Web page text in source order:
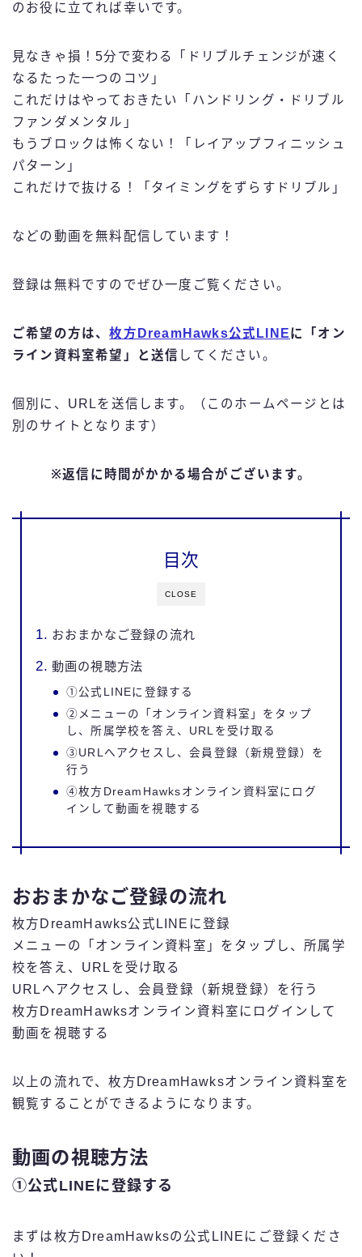
のお役に立てれば幸いです。
見なきゃ損！5分で変わる「ドリブルチェンジが速く
なるたった一つのコツ」
これだけはやっておきたい「ハンドリング・ドリブル
ファンダメンタル」
もうブロックは怖くない！「レイアップフィニッシュ
パターン」
これだけで抜ける！「タイミングをずらすドリブル」
などの動画を無料配信しています！
登録は無料ですのでぜひ一度ご覧ください。
ご希望の方は、枚方DreamHawks公式LINEに「オン
ライン資料室希望」と送信 してください。
個別に、URLを送信します。（このホームページとは
別のサイトとなります）
※返信に時間がかかる場合がございます。
CLOSE
目次
おおまかなご登録の流れ
動画の視聴方法
①公式LINEに登録する
②メニューの「オンライン資料室」をタップ
し、所属学校を答え、URLを受け取る
③URLへアクセスし、会員登録（新規登録）を
行う
④枚方DreamHawksオンライン資料室にログ
インして動画を視聴する
おおまかなご登録の流れ
枚方DreamHawks公式LINEに登録
メニューの「オンライン資料室」をタップし、所属学
校を答え、URLを受け取る
URLへアクセスし、会員登録（新規登録）を行う
枚方DreamHawksオンライン資料室にログインして
動画を視聴する
以上の流れで、枚方DreamHawksオンライン資料室を
観覧することができるようになります。
動画の視聴方法
①公式LINEに登録する
まずは枚方DreamHawksの公式LINEにご登録くださ